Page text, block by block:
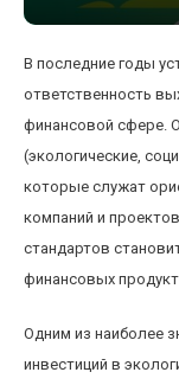
В последние годы
ответственность
финансовой сфере.
(экологические,
которые служат
компаний и
стандартов
финансовых
Одним из наиболее
инвестиций в